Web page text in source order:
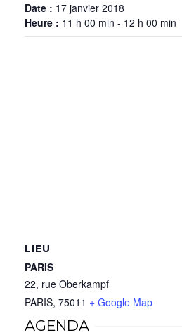
Date : 17 janvier 2018
Heure : 11 h 00 min - 12 h 00 min
LIEU
PARIS
22, rue Oberkampf
PARIS, 75011 + Google Map
AGENDA